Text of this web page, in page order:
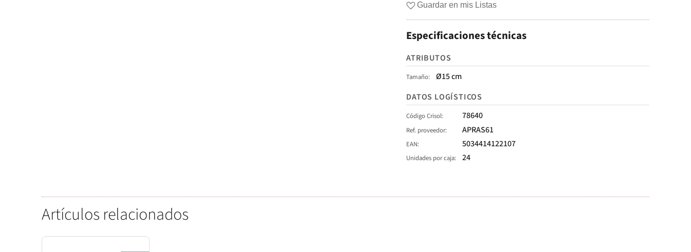
Guardar en mis Listas
Especificaciones técnicas
ATRIBUTOS
Tamaño
Ø15 cm
DATOS LOGÍSTICOS
Código Crisol 78640
Ref. proveedor APRAS61
EAN 5034414122107
Unidades por caja 24
Artículos relacionados